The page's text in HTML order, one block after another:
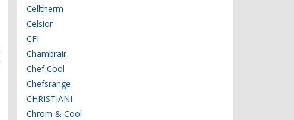
Celltherm
Celsior
CFI
Chambrair
Chef Cool
Chefsrange
CHRISTIANI
Chrom & Cool